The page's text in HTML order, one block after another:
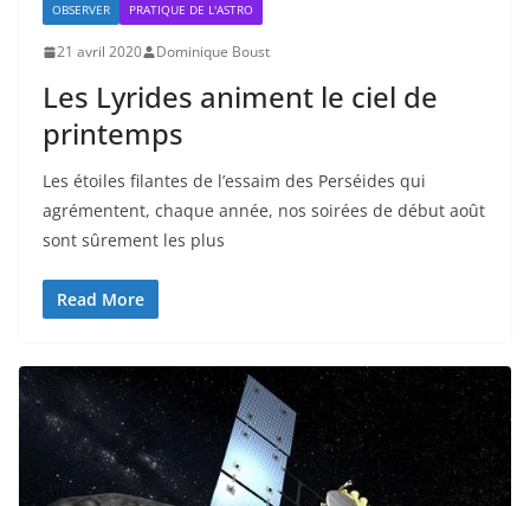
OBSERVER PRATIQUE DE L'ASTRO
21 avril 2020 Dominique Boust
Les Lyrides animent le ciel de
printemps
Les étoiles filantes de l’essaim des Perséides qui
agrémentent, chaque année, nos soirées de début août
sont sûrement les plus
Read More